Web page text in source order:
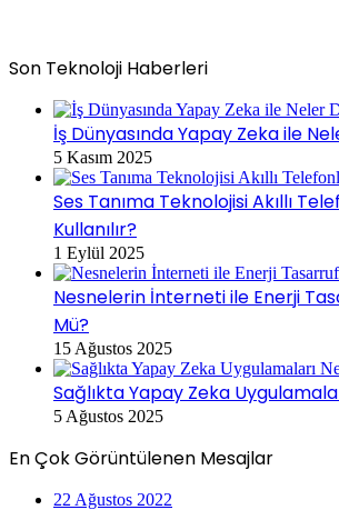
Son Teknoloji Haberleri
İş Dünyasında Yapay Zeka ile
5 Kasım 2025
Ses Tanıma Teknolojisi Akıllı
Kullanılır?
1 Eylül 2025
Nesnelerin İnterneti ile Enerji
Mü?
15 Ağustos 2025
Sağlıkta Yapay Zeka
5 Ağustos 2025
En Çok Görüntülenen Mesajlar
22 Ağustos 2022